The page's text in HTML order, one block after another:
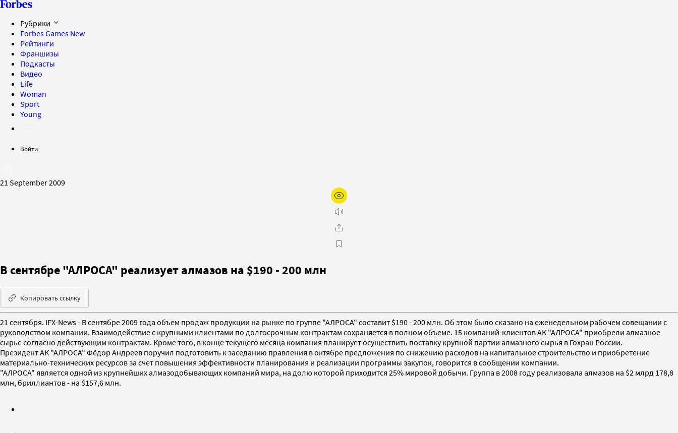
Рубрики
Forbes Games New
Рейтинги
Франшизы
Подкасты
Видео
Life
Woman
Sport
Young
Войти
21 September 2009
В сентябре "АЛРОСА" реализует алмазов на $190 - 200 млн
Копировать ссылку
21 сентября. IFX-News - В сентябре 2009 года объем продаж продукции на рынке по группе "АЛРОСА" составит $190 - 200 млн. Об этом было сказано на еженедельном рабочем совещании с
руководством компании. Взаимодействие с крупными клиентами по долгосрочным контрактам сохраняется в полном объеме. 15 компаний-клиентов АК "АЛРОСА" приобрели алмазное
сырье согласно действующим контрактам. Кроме того, в конце текущего месяца компания планирует осуществить поставку крупной партии алмазного сырья в Гохран России.
Президент АК "АЛРОСА" Фёдор Андреев поручил подготовить к заседанию правления в октябре предложения по снижению расходов на капитальное строительство и приобретение
материально-технических ресурсов за счет повышения эффективности планирования и реализации программы закупок, говорится в сообщении компании.
"АЛРОСА" является одной из крупнейших алмазодобывающих компаний мира, на долю которой приходится 25% мировой добычи. Группа в 2008 году реализовала алмазов на $2 млрд 178,8
млн, бриллиантов - на $157,6 млн.